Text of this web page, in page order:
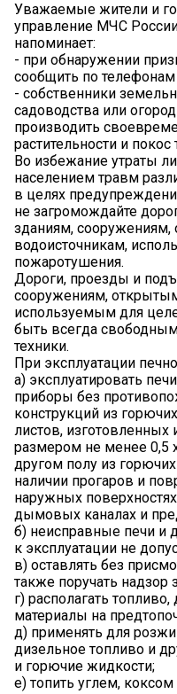
Уважаемые жители и
управление МЧС
напоминает:
- при обнаружении
сообщить по телефонам
- собственники
садоводства или
производить
растительности и покос
Во избежание утраты
населением травм
в целях
не загромождайте
зданиям,
водоисточникам,
пожаротушения.
Дороги, проезды и
сооружениям,
используемым для
быть всегда
техники.
При эксплуатации
а) эксплуатировать
приборы без
конструкций из
листов, изготовленных
размером не менее 0,5
другом полу из
наличии прогаров и
наружных
дымовых каналах и
б) неисправные печи и
к эксплуатации не
в) оставлять без
также поручать надзор
г) располагать
материалы на
д) применять для
дизельное топливо и
и горючие жидкости;
е) топить углем,